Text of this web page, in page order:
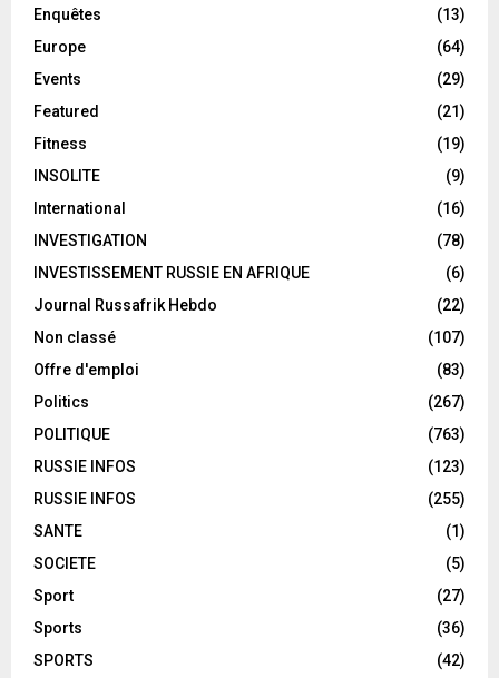
Enquêtes
(13)
Europe
(64)
Events
(29)
Featured
(21)
Fitness
(19)
INSOLITE
(9)
International
(16)
INVESTIGATION
(78)
INVESTISSEMENT RUSSIE EN AFRIQUE
(6)
Journal Russafrik Hebdo
(22)
Non classé
(107)
Offre d'emploi
(83)
Politics
(267)
POLITIQUE
(763)
RUSSIE INFOS
(123)
RUSSIE INFOS
(255)
SANTE
(1)
SOCIETE
(5)
Sport
(27)
Sports
(36)
SPORTS
(42)